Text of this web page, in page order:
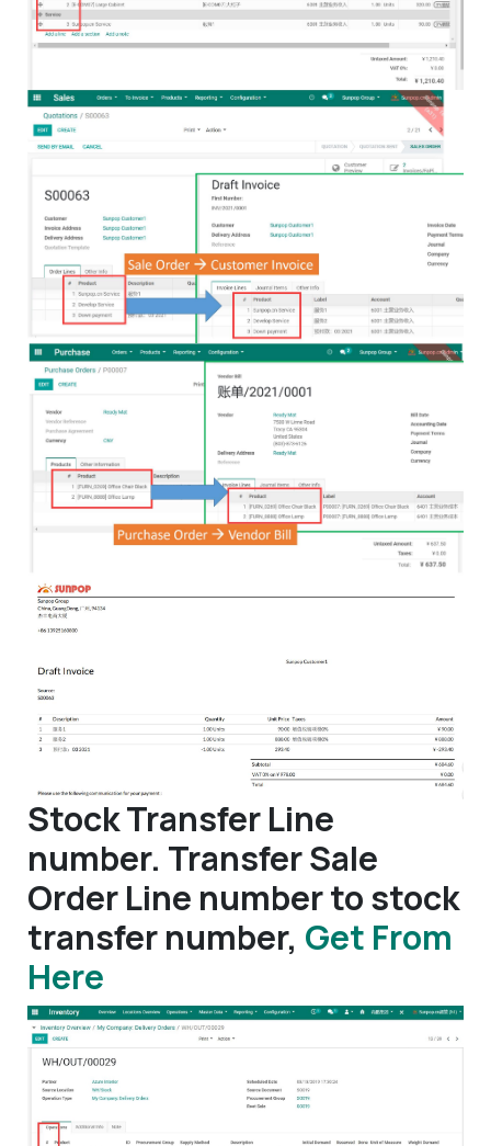
Stock Transfer Line
number. Transfer Sale
Order Line number to stock
transfer number, Get From
Here